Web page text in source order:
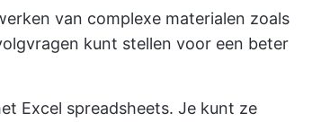
van complexe materialen zoals
kunt stellen voor een beter
Excel spreadsheets. Je kunt ze